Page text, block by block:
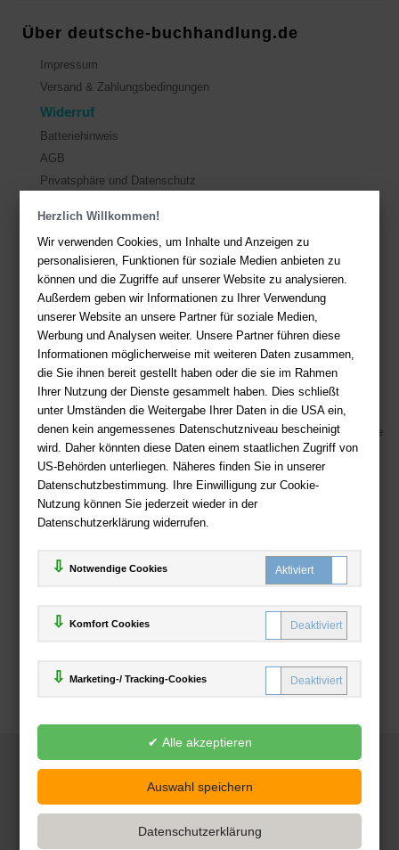
Herzlich Willkommen!
Wir verwenden Cookies, um Inhalte und Anzeigen zu
personalisieren, Funktionen für soziale Medien anbieten zu
können und die Zugriffe auf unserer Website zu analysieren.
Außerdem geben wir Informationen zu Ihrer Verwendung
unserer Website an unsere Partner für soziale Medien,
Werbung und Analysen weiter. Unsere Partner führen diese
Informationen möglicherweise mit weiteren Daten zusammen,
die Sie ihnen bereit gestellt haben oder die sie im Rahmen
Ihrer Nutzung der Dienste gesammelt haben. Dies schließt
unter Umständen die Weitergabe Ihrer Daten in die USA ein,
denen kein angemessenes Datenschutzniveau bescheinigt
wird. Daher könnten diese Daten einem staatlichen Zugriff von
US-Behörden unterliegen. Näheres finden Sie in unserer
Datenschutzbestimmung. Ihre Einwilligung zur Cookie-
Nutzung können Sie jederzeit wieder in der
Datenschutzerklärung widerrufen.
Notwendige Cookies
Komfort Cookies
Marketing-/ Tracking-Cookies
Über deutsche-buchhandlung.de
Impressum
Versand & Zahlungsbedingungen
Widerruf
Batteriehinweis
AGB
Privatsphäre und Datenschutz
Sie haben Fragen? Hier finden Sie Antworten auf häufig gestellte
Fragen.
Fragen per E-Mail: service@deutsche-buchhandlung.de
Telefon: +49 (0)511 - 982 684 41
Ihre Vorteile bei uns
Kostenloser Versand ab 36,- EUR Bestellwert
Sicherer Online Shop und Zahlung mit SSL-Verschlüsselung
Viele Zahlungsmethoden wie PayPal, Amazon Payment, Vorkasse
Zahlweisen
Deutsche-Buchhandlung.de
www.deutsche-buchhandlung.de ist ein Angebot der
Handelsgesellschaft mbH
Powered by Inooga